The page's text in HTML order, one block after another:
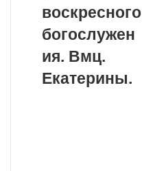
воскресного
богослужен
ия. Вмц.
Екатерины.